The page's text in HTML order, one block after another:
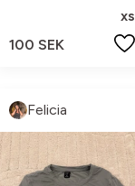
xs
100 SEK
Felicia